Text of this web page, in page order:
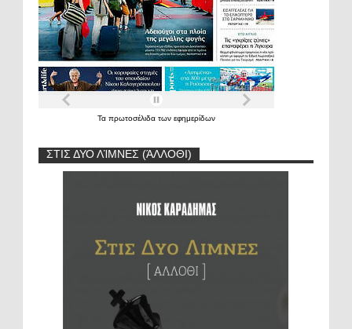
Τα πρωτοσέλιδα των εφημερίδων
ΣΤΙΣ ΔΥΟ ΛΊΜΝΕΣ (ΆΛΛΟΘΙ)